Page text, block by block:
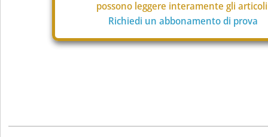
possono leggere interamente gli
Richiedi un abbonamento di prova